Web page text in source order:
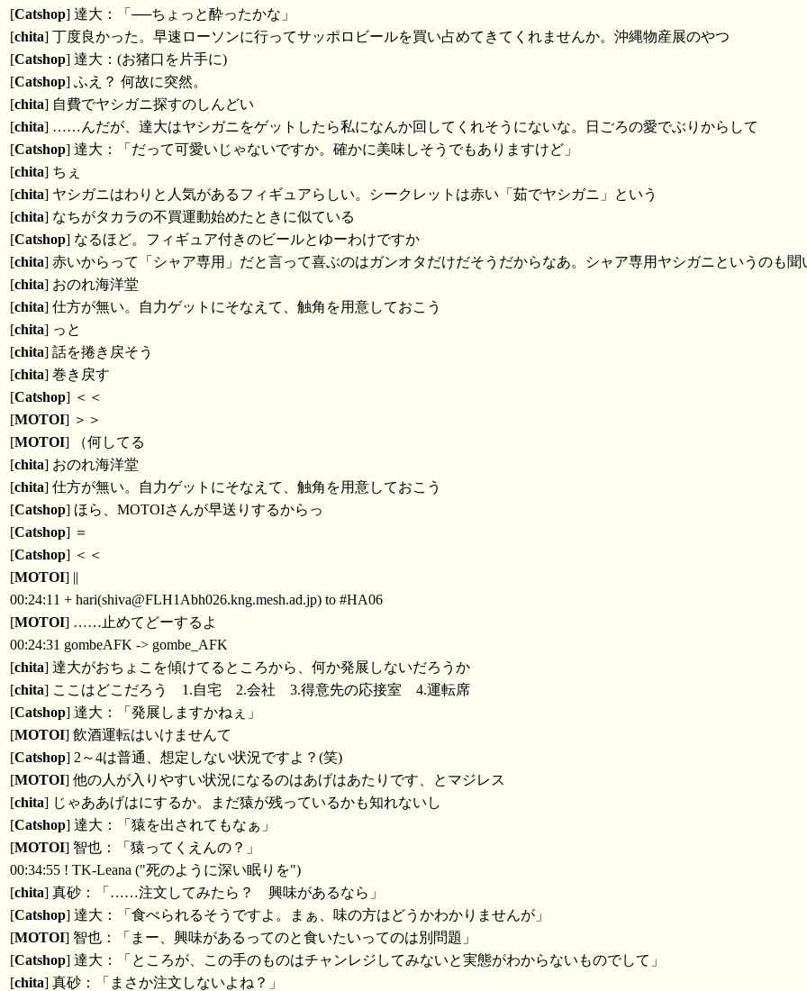
[Catshop] 達大：「──ちょっと酔ったかな」
[chita] 丁度良かった。早速ローソンに行ってサッポロビールを買い占めてきてくれませんか。沖縄物産展のやつ
[Catshop] 達大：(お猪口を片手に)
[Catshop] ふえ？ 何故に突然。
[chita] 自費でヤシガニ探すのしんどい
[chita] ……んだが、達大はヤシガニをゲットしたら私になんか回してくれそうにないな。日ごろの愛でぶりからして
[Catshop] 達大：「だって可愛いじゃないですか。確かに美味しそうでもありますけど」
[chita] ちぇ
[chita] ヤシガニはわりと人気があるフィギュアらしい。シークレットは赤い「茹でヤシガニ」という
[chita] なちがタカラの不買運動始めたときに似ている
[Catshop] なるほど。フィギュア付きのビールとゆーわけですか
[chita] 赤いからって「シャア専用」だと言って喜ぶのはガンオタだけだそうだからなあ。シャア専用ヤシガニというのも聞
[chita] おのれ海洋堂
[chita] 仕方が無い。自力ゲットにそなえて、触角を用意しておこう
[chita] っと
[chita] 話を捲き戻そう
[chita] 巻き戻す
[Catshop] ＜＜
[MOTOI] ＞＞
[MOTOI] （何してる
[chita] おのれ海洋堂
[chita] 仕方が無い。自力ゲットにそなえて、触角を用意しておこう
[Catshop] ほら、MOTOIさんが早送りするからっ
[Catshop] ＝
[Catshop] ＜＜
[MOTOI] ||
00:24:11 + hari(shiva@FLH1Abh026.kng.mesh.ad.jp) to #HA06
[MOTOI] ……止めてどーするよ
00:24:31 gombeAFK -> gombe_AFK
[chita] 達大がおちょこを傾けてるところから、何か発展しないだろうか
[chita] ここはどこだろう 1.自宅 2.会社 3.得意先の応接室 4.運転席
[Catshop] 達大：「発展しますかねぇ」
[MOTOI] 飲酒運転はいけませんて
[Catshop] 2～4は普通、想定しない状況ですよ？(笑)
[MOTOI] 他の人が入りやすい状況になるのはあげはあたりです、とマジレス
[chita] じゃああげはにするか。まだ猿が残っているかも知れないし
[Catshop] 達大：「猿を出されてもなぁ」
[MOTOI] 智也：「猿ってくえんの？」
00:34:55 ! TK-Leana ("死のように深い眠りを")
[chita] 真砂：「……注文してみたら？ 興味があるなら」
[Catshop] 達大：「食べられるそうですよ。まぁ、味の方はどうかわかりませんが」
[MOTOI] 智也：「まー、興味があるってのと食いたいってのは別問題」
[Catshop] 達大：「ところが、この手のものはチャンレジしてみないと実態がわからないものでして」
[chita] 真砂：「まさか注文しないよね？」